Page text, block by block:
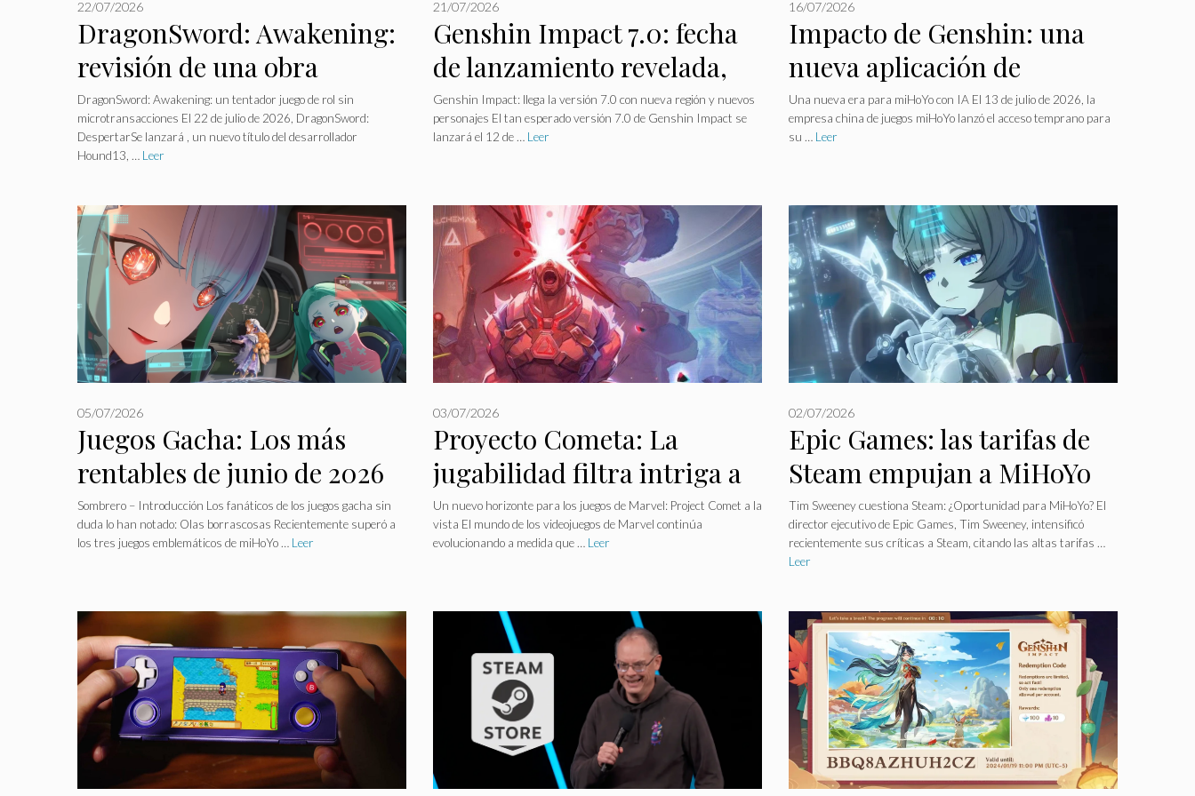
DragonSword: Awakening:
revisión de una obra
maestra inquietante que
divide a los jugadores.
22/07/2026
DragonSword: Awakening: un tentador juego de rol sin
microtransacciones El 22 de julio de 2026, DragonSword:
DespertarSe lanzará , un nuevo título del desarrollador
Hound13, … Leer
Genshin Impact 7.0: fecha
de lanzamiento revelada,
los fanáticos están
emocionados.
21/07/2026
Genshin Impact: llega la versión 7.0 con nueva región y nuevos
personajes El tan esperado versión 7.0 de Genshin Impact se
lanzará el 12 de … Leer
Impacto de Genshin: una
nueva aplicación de
inteligencia artificial
‘BSide: Olivia Lin’ llegará a
jugadores.
16/07/2026
Una nueva era para miHoYo con IA El 13 de julio de 2026, la
empresa china de juegos miHoYo lanzó el acceso temprano para
su … Leer
Juegos Gacha: Los más
rentables de junio de 2026
revelan sorpresas
inesperadas.
05/07/2026
Sombrero – Introducción Los fanáticos de los juegos gacha sin
duda lo han notado: Olas borrascosas Recientemente superó a
los tres juegos emblemáticos de miHoYo … Leer
Proyecto Cometa: La
jugabilidad filtra intriga a
los fanáticos, entre Marvel
y Genshin.
03/07/2026
Un nuevo horizonte para los juegos de Marvel: Project Comet a la
vista El mundo de los videojuegos de Marvel continúa
evolucionando a medida que … Leer
Epic Games: las tarifas de
Steam empujan a MiHoYo
al exilio, los fanáticos
reaccionan.
02/07/2026
Tim Sweeney cuestiona Steam: ¿Oportunidad para MiHoYo? El
director ejecutivo de Epic Games, Tim Sweeney, intensificó
recientemente sus críticas a Steam, citando las altas tarifas …
Leer